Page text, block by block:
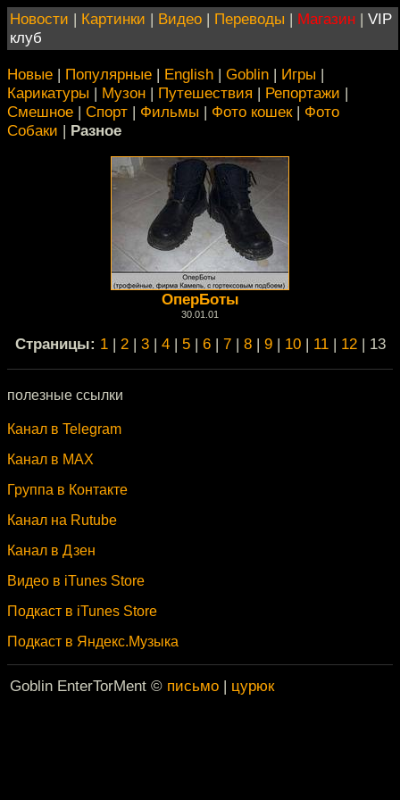
Новости | Картинки | Видео | Переводы | Магазин | VIP
клуб
Новые | Популярные | English | Goblin | Игры |
Карикатуры | Музон | Путешествия | Репортажи |
Смешное | Спорт | Фильмы | Фото кошек| Фото
Собаки | Разное
ОперБоты
30.01.01
Cтраницы: 1| 2| 3| 4| 5| 6| 7| 8| 9| 10| 11| 12| 13
полезные ссылки
Канал в Telegram
Канал в MAX
Группа в Контакте
Канал на Rutube
Канал в Дзен
Видео в iTunes Store
Подкаст в iTunes Store
Подкаст в Яндекс.Музыка
Goblin EnterTorMent © письмо | цурюк